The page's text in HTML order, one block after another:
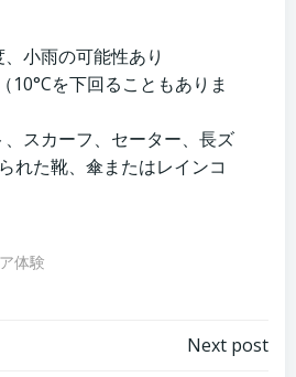
小雨の可能性あり
10°Cを下回ることもありま
、スカーフ、セーター、長ズ
れた靴、傘またはレインコ
体験
Next post